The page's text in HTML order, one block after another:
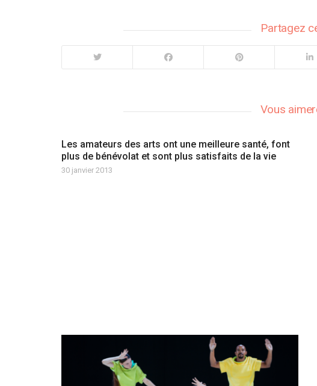
Partagez
Vous
Les amateurs des arts ont une meilleure santé, font
plus de bénévolat et sont plus satisfaits de la vie
30 janvier 2013